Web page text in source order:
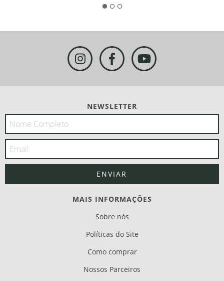
NEWSLETTER
MAIS INFORMAÇÕES
Sobre nós
Políticas do Site
Como comprar
Nossos Parceiros